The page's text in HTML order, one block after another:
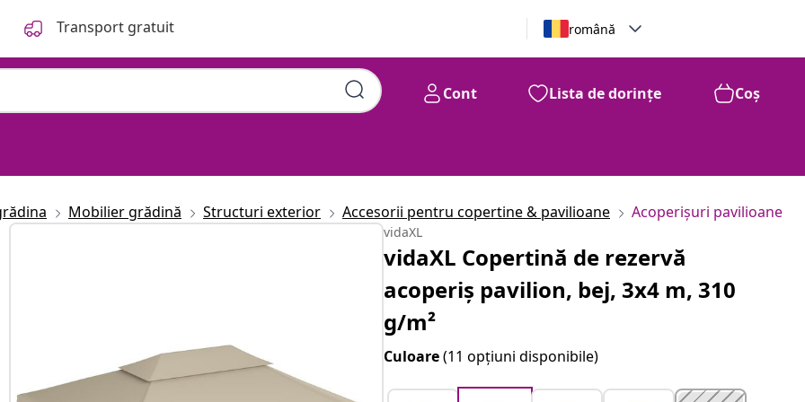
Transport gratuit română
Cont Lista de dorințe Coș
Mobilier grădină Structuri exterior Accesorii pentru copertine & pavilioane Acoperișuri pavilioane
vidaXL
vidaXL Copertină de rezervă
acoperiș pavilion, bej, 3x4 m, 310
g/m²
Culoare(11 opțiuni disponibile)